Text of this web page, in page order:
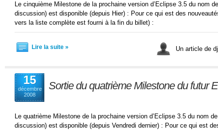
Le cinquième Milestone de la prochaine version d’Eclipse 3.5 du nom
discussion) est disponible (depuis Hier) : Pour ce qui est des
vers la liste complète est fourni à la fin du billet) :
Lire la suite » Un article de
15
décembre
2008
Sortie du quatrième Milestone du futur
Le quatrième Milestone de la prochaine version d’Eclipse 3.5 du nom
discussion) est disponible (depuis Vendredi dernier) : Pour ce qui est